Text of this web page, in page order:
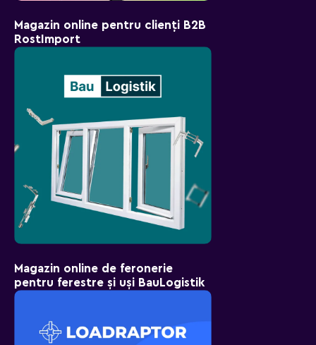
Magazin online pentru clienți B2B
RostImport
Magazin online de feronerie
pentru ferestre și uși BauLogistik